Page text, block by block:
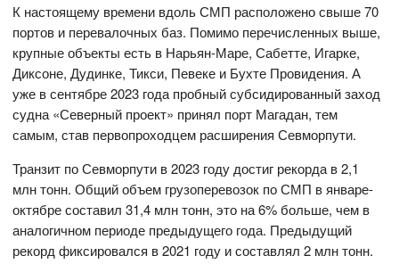
К настоящему времени вдоль СМП расположено свыше 70
портов и перевалочных баз. Помимо перечисленных выше,
крупные объекты есть в Нарьян-Маре, Сабетте, Игарке,
Диксоне, Дудинке, Тикси, Певеке и Бухте Провидения. А
уже в сентябре 2023 года пробный субсидированный заход
судна «Северный проект» принял порт Магадан, тем
самым, став первопроходцем расширения Севморпути.
Транзит по Севморпути в 2023 году достиг рекорда в 2,1
млн тонн. Общий объем грузоперевозок по СМП в январе-
октябре составил 31,4 млн тонн, это на 6% больше, чем в
аналогичном периоде предыдущего года. Предыдущий
рекорд фиксировался в 2021 году и составлял 2 млн тонн.